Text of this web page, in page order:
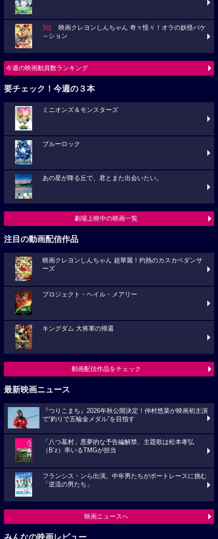
3位 映画クレヨンしんちゃん 奇々怪々！オラの妖怪バケ
～ション
今週の映画動員数ランキング
要チェック！今週の３本
ミニオンズ＆モンスターズ
ブルーロック
あの星が降る丘で、君とまた出会いたい。
劇場上映中の映画一覧
注目の動画配信作品
映画クレヨンしんちゃん 超華麗！灼熱のカスカベダンサ
ーズ
プロジェクト・ヘイル・メアリー
キングダム 大将軍の帰還
動画配信作品をチェック
最新映画ニュース
『つりこまち』2026年秋公開決定！仲村悠菜が映画初主演
で“釣りで五輪金メダル”を目指す
「八つ墓村」悪夢的な予告編解禁、主題歌は松本孝弘
（B’z）率いるTMGが担当
フランシス・ンら出演。中年男たちがボートレースに挑む
「逆流の男たち」
映画ニュースへ